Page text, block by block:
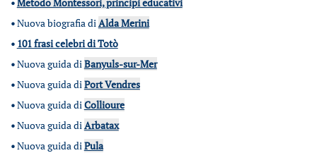
•Nuova biografia diAlda Merini
• 101 frasi celebri di Totò
•Nuova guida diBanyuls-sur-Mer
•Nuova guida diPort Vendres
•Nuova guida diCollioure
•Nuova guida diArbatax
•Nuova guida diPula